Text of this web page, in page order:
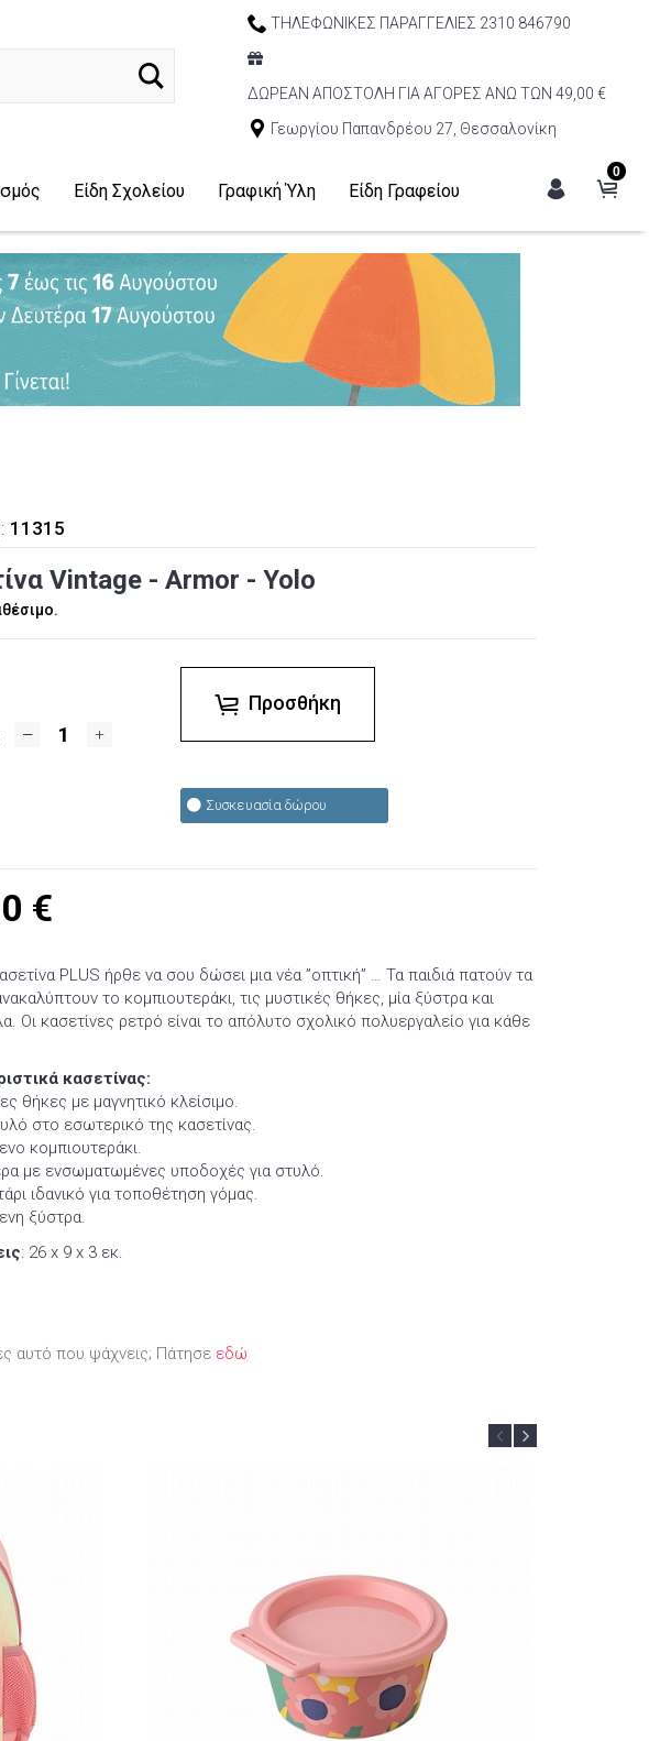
ΤΗΛΕΦΩΝΙΚΕΣ ΠΑΡΑΓΓΕΛΙΕΣ 2310 846790
ΔΩΡΕΑΝ ΑΠΟΣΤΟΛΗ ΓΙΑ ΑΓΟΡΕΣ ΑΝΩ ΤΩΝ 49,00 €
Γεωργίου Παπανδρέου 27, Θεσσαλονίκη
0
Είδη Σχολείου Γραφική Ύλη Είδη Γραφείου
11315
Vintage - Armor - Yolo
Προσθήκη
Συσκευασία δώρου
€
PLUS ήρθε να σου δώσει μια νέα ”οπτική” … Τα παιδιά πατούν τα
το κομπιουτεράκι, τις μυστικές θήκες, μία ξύστρα και
Οι κασετίνες ρετρό είναι το απόλυτο σχολικό πολυεργαλείο για κάθε
κασετίνας:
θήκες με μαγνητικό κλείσιμο.
στο εσωτερικό της κασετίνας.
κομπιουτεράκι.
με ενσωματωμένες υποδοχές για στυλό.
ιδανικό για τοποθέτηση γόμας.
ξύστρα.
: 26 x 9 x 3 εκ.
αυτό που ψάχνεις; Πάτησε εδώ